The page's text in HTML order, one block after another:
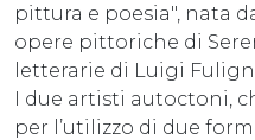
pittura e poesia", nata
opere pittoriche di
letterarie di Luigi
I due artisti autoctoni,
per l’utilizzo di due